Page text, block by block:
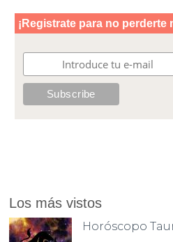
Los más vistos
Horóscopo